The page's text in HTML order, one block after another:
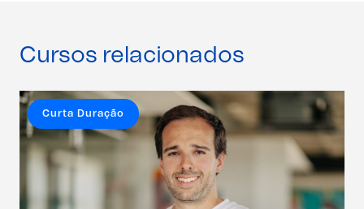
Cursos relacionados
Curta Duração